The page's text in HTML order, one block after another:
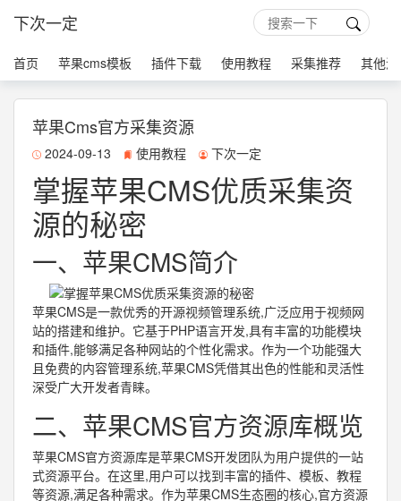
下次一定
首页 苹果cms模板 插件下载 使用教程 采集推荐 其他
苹果Cms官方采集资源
2024-09-13 使用教程 下次一定
掌握苹果CMS优质采集资
源的秘密
一、苹果CMS简介
苹果CMS是一款优秀的开源视频管理系统,广泛应用于视频网
站的搭建和维护。它基于PHP语言开发,具有丰富的功能模块
和插件,能够满足各种网站的个性化需求。作为一个功能强大
且免费的内容管理系统,苹果CMS凭借其出色的性能和灵活性
深受广大开发者青睐。
二、苹果CMS官方资源库概览
苹果CMS官方资源库是苹果CMS开发团队为用户提供的一站
式资源平台。在这里,用户可以找到丰富的插件、模板、教程
等资源,满足各种需求。作为苹果CMS生态圈的核心,官方资源